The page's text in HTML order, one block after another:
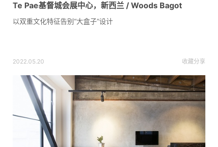
Te Pae基督城会展中心，新西兰 / Woods Bagot
以双重文化特征告别“大盒子”设计
2022.05.20 收藏分享